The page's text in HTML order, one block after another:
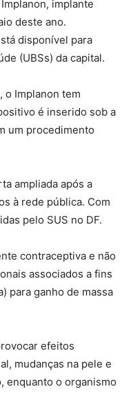
implante
deste ano.
disponível para
(UBSs) da capital.
o Implanon tem
é inserido sob a
um procedimento
ampliada após a
à rede pública. Com
pelo SUS no DF.
contraceptiva e não
associados a fins
para ganho de massa
efeitos
mudanças na pele e
enquanto o organismo